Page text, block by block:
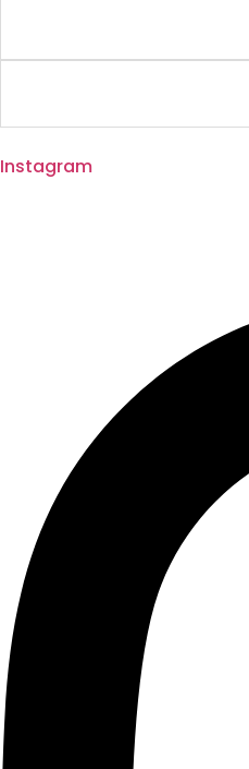
Instagram